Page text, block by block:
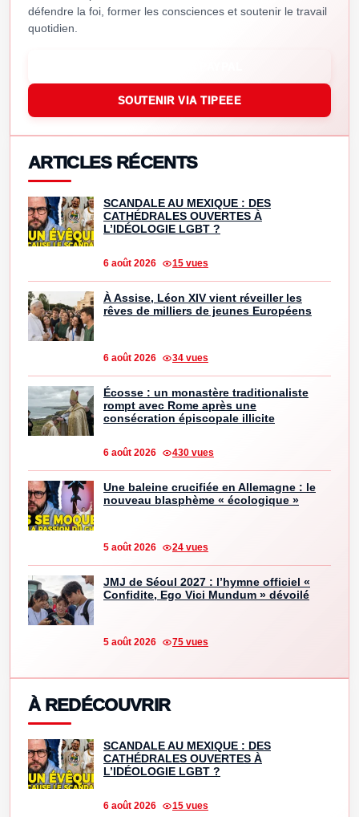
défendre la foi, former les consciences et soutenir le travail
quotidien.
SOUTENIR VIA TIPEEE
ARTICLES RÉCENTS
SCANDALE AU MEXIQUE : DES
CATHÉDRALES OUVERTES À
L’IDÉOLOGIE LGBT ?
6 août 2026 15 vues
À Assise, Léon XIV vient réveiller les
rêves de milliers de jeunes Européens
6 août 2026 34 vues
Écosse : un monastère traditionaliste
rompt avec Rome après une
consécration épiscopale illicite
6 août 2026 430 vues
Une baleine crucifiée en Allemagne : le
nouveau blasphème « écologique »
5 août 2026 24 vues
JMJ de Séoul 2027 : l’hymne officiel «
Confidite, Ego Vici Mundum » dévoilé
5 août 2026 75 vues
À REDÉCOUVRIR
SCANDALE AU MEXIQUE : DES
CATHÉDRALES OUVERTES À
L’IDÉOLOGIE LGBT ?
6 août 2026 15 vues